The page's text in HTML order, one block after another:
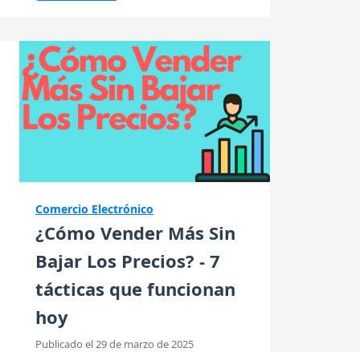
Comercio Electrónico
¿Cómo Vender Más Sin
Bajar Los Precios? - 7
tácticas que funcionan
hoy
Publicado el 29 de marzo de 2025